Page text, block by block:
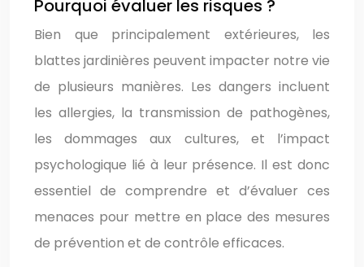
Pourquoi évaluer les risques ?
Bien que principalement extérieures, les
blattes jardinières peuvent impacter notre vie
de plusieurs manières. Les dangers incluent
les allergies, la transmission de pathogènes,
les dommages aux cultures, et l’impact
psychologique lié à leur présence. Il est donc
essentiel de comprendre et d’évaluer ces
menaces pour mettre en place des mesures
de prévention et de contrôle efficaces.